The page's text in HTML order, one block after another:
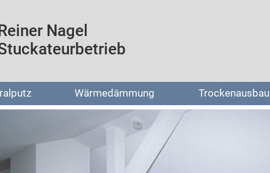
Nagel
Wärmedämmung Trockenausbau